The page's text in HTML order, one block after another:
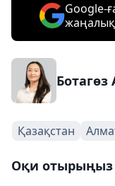
Google-
Ботагөз
Қазақстан
Оқи отырыңыз